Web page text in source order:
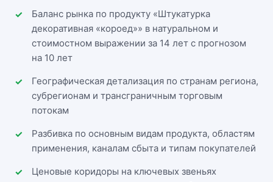
Баланс рынка по продукту «Штукатурка
декоративная «короед»» в натуральном и
стоимостном выражении за 14 лет с прогнозом
на 10 лет
Географическая детализация по странам региона,
субрегионам и трансграничным торговым
потокам
Разбивка по основным видам продукта, областям
применения, каналам сбыта и типам покупателей
Ценовые коридоры на ключевых звеньях